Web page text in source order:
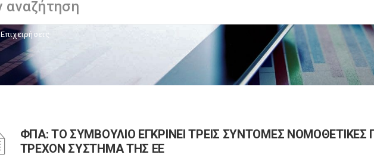
Επιχειρήσεις
ΦΠΑ: ΤΟ ΣΥΜΒΟΥΛΙΟ ΕΓΚΡΙΝΕΙ ΤΡΕΙΣ ΣΥΝΤΟΜΕΣ ΝΟΜΟΘΕΤΙΚΕΣ
ΤΡΕΧΟΝ ΣΥΣΤΗΜΑ ΤΗΣ ΕΕ